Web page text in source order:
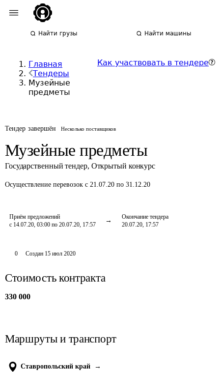
Найти грузы Найти машины
Главная
Тендеры
Музейные
предметы
Как участвовать в тендере
Тендер завершён Несколько поставщиков
Музейные предметы
Государственный тендер, Открытый конкурс
Осуществление перевозок с 21.07.20 по 31.12.20
Приём предложений
с 14.07.20, 03:00 по 20.07.20, 17:57
Окончание тендера
20.07.20, 17:57
0 Создан 15 июл 2020
Стоимость контракта
330 000
Маршруты и транспорт
Ставропольский край
→